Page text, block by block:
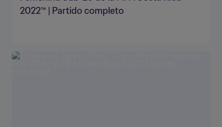
2022™ | Partido completo